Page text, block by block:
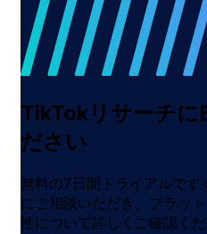
TikTokリサーチに
ださい
無料の7日間 トライアルです
にご相談いただき、 プラッ
性について詳しくご確認くだ